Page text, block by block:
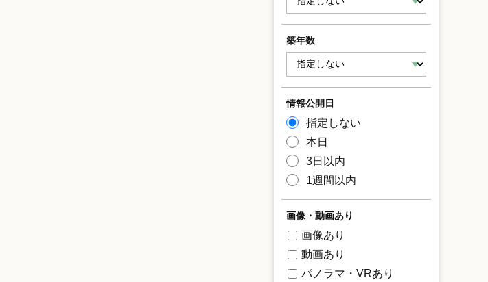
築年数
情報公開日
指定しない
本日
3日以内
1週間以内
画像・動画あり
画像あり
動画あり
パノラマ・VRあり